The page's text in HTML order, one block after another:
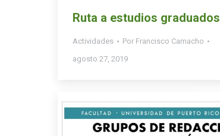
Ruta a estudios graduados
Actividades Por Francisco Camacho
agosto 27, 2019